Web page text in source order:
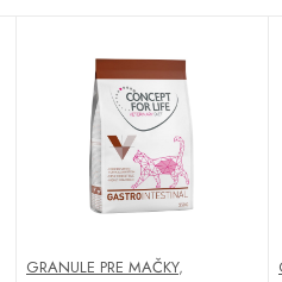
GRANULE PRE MAČKY,